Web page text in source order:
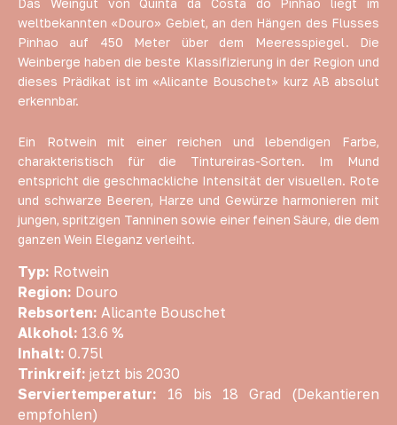
Das Weingut von Quinta da Costa do Pinhao liegt im
weltbekannten «Douro» Gebiet, an den Hängen des Flusses
Pinhao auf 450 Meter über dem Meeresspiegel. Die
Weinberge haben die beste Klassifizierung in der Region und
dieses Prädikat ist im «Alicante Bouschet» kurz AB absolut
erkennbar.
Ein Rotwein mit einer reichen und lebendigen Farbe,
charakteristisch für die Tintureiras-Sorten. Im Mund
entspricht die geschmackliche Intensität der visuellen. Rote
und schwarze Beeren, Harze und Gewürze harmonieren mit
jungen, spritzigen Tanninen sowie einer feinen Säure, die dem
ganzen Wein Eleganz verleiht.
Typ: Rotwein
Region: Douro
Rebsorten: Alicante Bouschet
Alkohol: 13.6 %
Inhalt: 0.75l
Trinkreif: jetzt bis 2030
Serviertemperatur: 16 bis 18 Grad (Dekantieren
empfohlen)